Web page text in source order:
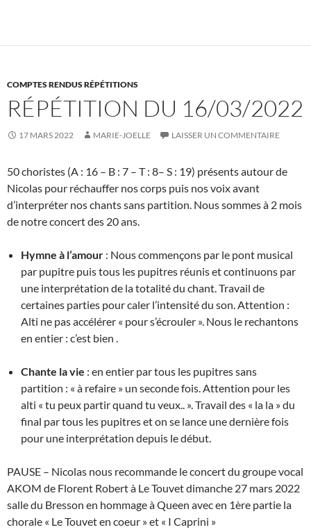
COMPTES RENDUS RÉPÉTITIONS
RÉPÉTITION DU 16/03/2022
17 MARS 2022 MARIE-JOELLE LAISSER UN COMMENTAIRE
50 choristes (A : 16 – B : 7 – T : 8– S : 19) présents autour de
Nicolas pour réchauffer nos corps puis nos voix avant
d’interpréter nos chants sans partition. Nous sommes à 2 mois
de notre concert des 20 ans.
Hymne à l’amour : Nous commençons par le pont musical
par pupitre puis tous les pupitres réunis et continuons par
une interprétation de la totalité du chant. Travail de
certaines parties pour caler l’intensité du son. Attention :
Alti ne pas accélérer « pour s’écrouler ». Nous le rechantons
en entier : c’est bien .
Chante la vie : en entier par tous les pupitres sans
partition : « à refaire » un seconde fois. Attention pour les
alti « tu peux partir quand tu veux.. ». Travail des « la la » du
final par tous les pupitres et on se lance une dernière fois
pour une interprétation depuis le début.
PAUSE – Nicolas nous recommande le concert du groupe vocal
AKOM de Florent Robert à Le Touvet dimanche 27 mars 2022
salle du Bresson en hommage à Queen avec en 1ère partie la
chorale « Le Touvet en coeur » et « I Caprini »